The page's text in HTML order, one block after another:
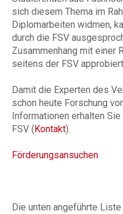
sich diesem Thema im
Diplomarbeiten widmen,
durch die FSV
Zusammenhang mit einer
seitens der FSV
Damit die Experten des
schon heute Forschung
Informationen erhalten
FSV (Kontakt).
Förderungsansuchen
Die unten angeführte